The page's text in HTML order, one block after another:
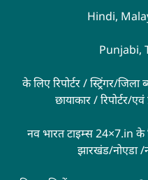
Hindi,
Punjabi,
के लिए रिपोर्टर / स्ट्रिंगर/जिला
छायाकार / रिपोर्टर/
नव भारत टाइम्स 24×7.in के
झारखंड/नोएडा /